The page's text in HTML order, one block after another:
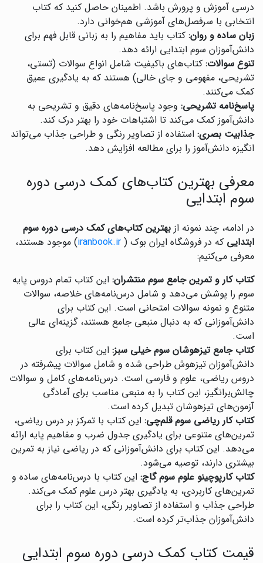
درسی آموزش و پرورش باشد. اطمینان حاصل کنید که کتاب
انتخابی با سرفصل‌های آموزشی هم‌خوانی دارد.
زبان ساده و روان: کتاب باید مفاهیم را به زبانی قابل فهم برای
دانش‌آموزان سوم ابتدایی ارائه دهد.
تنوع سوالات: کتاب‌های باکیفیت شامل انواع سوالات (تستی،
تشریحی، مفهومی و جای خالی) هستند که به یادگیری عمیق
کمک می‌کنند.
پاسخ‌نامه تشریحی: وجود پاسخ‌نامه‌های دقیق و تشریحی به
دانش‌آموز کمک می‌کند تا اشتباهات خود را بهتر درک کند.
جذابیت بصری: استفاده از تصاویر رنگی و طراحی جذاب می‌تواند
انگیزه دانش‌آموز را برای مطالعه افزایش دهد.
معرفی بهترین کتاب‌های کمک درسی دوره
سوم ابتدایی
در ادامه، چند نمونه از بهترین کتاب‌های کمک درسی دوره سوم
ابتدایی که در فروشگاه ایران بوک ( iranbook.ir) موجود هستند،
معرفی می‌کنیم:
کتاب کار و تمرین جامع سوم منتشران: این کتاب تمام دروس پایه
سوم را پوشش می‌دهد و شامل درس‌نامه‌های خلاصه، سوالات
متنوع و نمونه سوالات امتحانی است. این کتاب برای
دانش‌آموزانی که به دنبال منبعی جامع هستند، گزینه‌ای عالی
است.
کتاب جامع تیزهوشان سوم خیلی سبز: این کتاب برای
دانش‌آموزان تیزهوش طراحی شده و شامل سوالات پیشرفته در
دروس ریاضی، علوم و فارسی است. درس‌نامه‌های کامل و سوالات
چالش‌برانگیز، این کتاب را به منبعی مناسب برای آمادگی
آزمون‌های تیزهوشان تبدیل کرده است.
کتاب کار ریاضی سوم قلم‌چی: این کتاب با تمرکز بر درس ریاضی،
تمرین‌های متنوعی برای یادگیری جدول ضرب و مفاهیم پایه ارائه
می‌دهد. این کتاب برای دانش‌آموزانی که در ریاضی نیاز به تمرین
بیشتری دارند، توصیه می‌شود.
کتاب کارپوچینو علوم سوم گاج: این کتاب با درس‌نامه‌های ساده و
تمرین‌های کاربردی، به یادگیری بهتر درس علوم کمک می‌کند.
طراحی جذاب و استفاده از تصاویر رنگی، این کتاب را برای
دانش‌آموزان جذاب‌تر کرده است.
قیمت کتاب کمک درسی دوره سوم ابتدایی